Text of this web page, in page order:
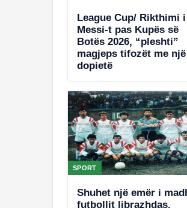
League Cup/ Rikthimi i
Messi-t pas Kupës së
Botës 2026, “pleshti”
magjeps tifozët me një
dopietë
SPORT
Shuhet një emër i
futbollit librazhdas,